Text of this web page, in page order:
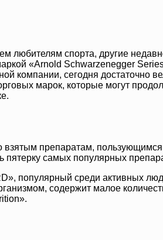
любителям спорта, другие
«Arnold Schwarzenegger
компании, сегодня достаточно
марок, которые могут
взятым препаратам,
пятерку самых популярных
популярный среди активных
содержит малое